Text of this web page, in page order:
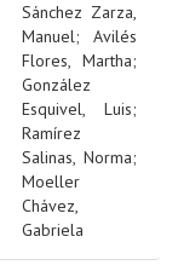
Sánchez Zarza,
Manuel; Avilés
Flores, Martha;
González
Esquivel, Luis;
Ramírez
Salinas, Norma;
Moeller
Chávez,
Gabriela